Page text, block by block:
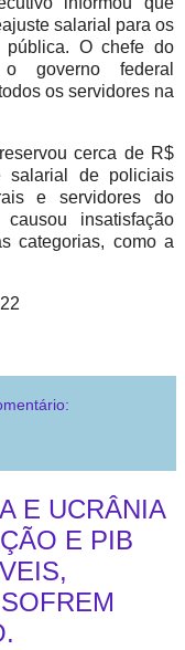
salarial para os
pública. O chefe do
governo federal
os servidores na
cerca de R$
salarial de policiais
e servidores do
insatisfação
categorias, como a
E UCRÂNIA
E PIB